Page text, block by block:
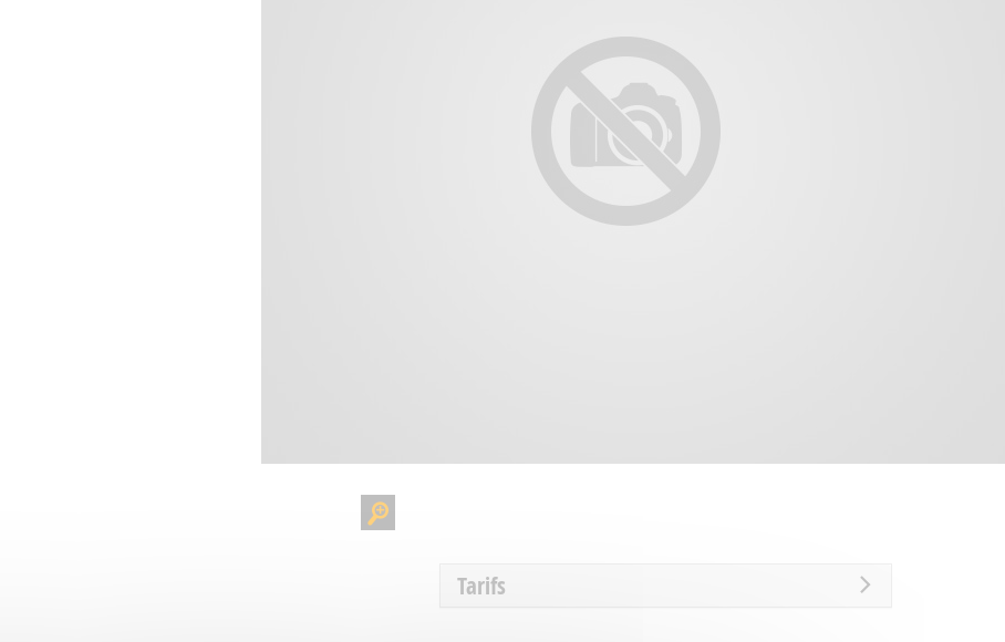
Tarifs